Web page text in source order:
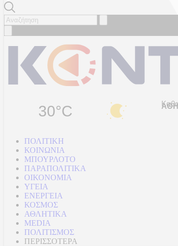
30°C
ΠΟΛΙΤΙΚΗ
ΚΟΙΝΩΝΙΑ
ΜΠΟΥΡΛΟΤΟ
ΠΑΡΑΠΟΛΙΤΙΚΑ
ΟΙΚΟΝΟΜΙΑ
ΥΓΕΙΑ
ΕΝΕΡΓΕΙΑ
ΚΟΣΜΟΣ
ΑΘΛΗΤΙΚΑ
MEDIA
ΠΟΛΙΤΙΣΜΟΣ
ΠΕΡΙΣΣΟΤΕΡΑ